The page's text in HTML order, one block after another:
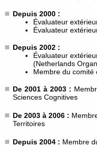
Depuis 2000 :
Évaluateur
Évaluateur
Depuis 2002 :
Évaluateur
(Netherlands
Membre du comité
De 2001 à 2003 :
Sciences Cognitives
De 2003 à 2006 :
Territoires
Depuis 2004 : Membre